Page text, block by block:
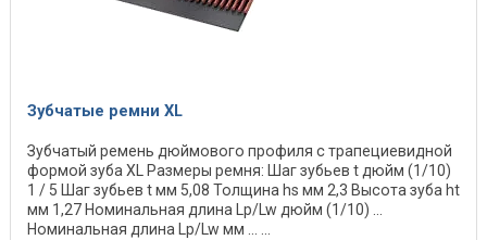
Зубчатые ремни XL
Зубчатый ремень дюймового профиля с трапециевидной
формой зуба XL Размеры ремня: Шаг зубьев t дюйм (1/10)
1 / 5 Шаг зубьев t мм 5,08 Толщина hs мм 2,3 Высота зуба ht
мм 1,27 Номинальная длина Lp/Lw дюйм (1/10) ...
Номинальная длина Lp/Lw мм ... ...